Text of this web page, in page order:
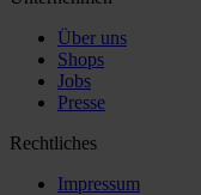
Über uns
Shops
Jobs
Presse
Rechtliches
Impressum